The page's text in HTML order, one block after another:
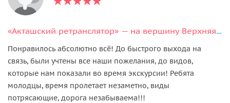
«Акташский ретранслятор» — на вершину Верхняя на внедорожнике
Понравилось абсолютно всё! До быстрого выхода на
связь, были учтены все наши пожелания, до видов,
которые нам показали во время экскурсии! Ребята
молодцы, время пролетает незаметно, виды
потрясающие, дорога незабываема!!!